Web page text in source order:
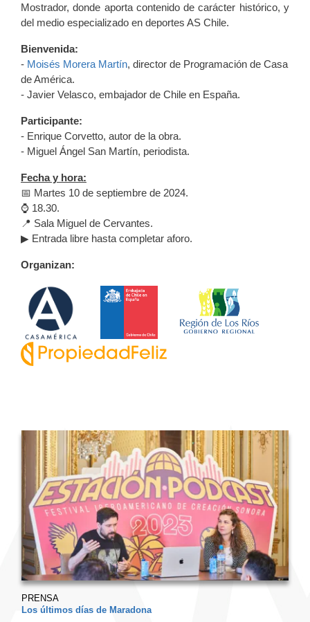
Mostrador, donde aporta contenido de carácter histórico, y
del medio especializado en deportes AS Chile.
Bienvenida:
- Moisés Morera Martín, director de Programación de Casa
de América.
- Javier Velasco, embajador de Chile en España.
Participante:
- Enrique Corvetto, autor de la obra.
- Miguel Ángel San Martín, periodista.
Fecha y hora:
📅 Martes 10 de septiembre de 2024.
⌚ 18.30.
📍 Sala Miguel de Cervantes.
▶ Entrada libre hasta completar aforo.
Organizan:
PRENSA
Los últimos días de Maradona